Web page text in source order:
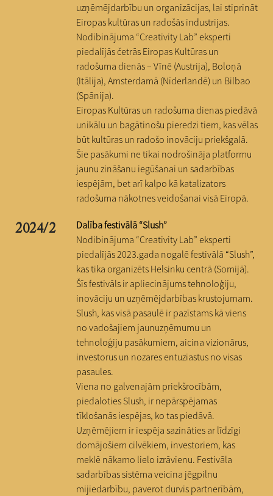
uzņēmējdarbību un organizācijas, lai stiprināt
Eiropas kultūras un radošās industrijas.
Nodibinājuma “Creativity Lab” eksperti
piedalījās četrās Eiropas Kultūras un
radošuma dienās – Vīnē (Austrija), Boloņā
(Itālija), Amsterdamā (Nīderlandē) un Bilbao
(Spānija).
Eiropas Kultūras un radošuma dienas piedāvā
unikālu un bagātinošu pieredzi tiem, kas vēlas
būt kultūras un radošo inovāciju priekšgalā.
Šie pasākumi ne tikai nodrošināja platformu
jaunu zināšanu iegūšanai un sadarbības
iespējām, bet arī kalpo kā katalizators
radošuma nākotnes veidošanai visā Eiropā.
2024/2
Dalība festivālā “Slush”
Nodibinājuma “Creativity Lab” eksperti
piedalījās 2023.gada nogalē festivālā “Slush”,
kas tika organizēts Helsinku centrā (Somijā).
Šīs festivāls ir apliecinājums tehnoloģiju,
inovāciju un uzņēmējdarbības krustojumam.
Slush, kas visā pasaulē ir pazīstams kā viens
no vadošajiem jaunuzņēmumu un
tehnoloģiju pasākumiem, aicina vizionārus,
investorus un nozares entuziastus no visas
pasaules.
Viena no galvenajām priekšrocībām,
piedaloties Slush, ir nepārspējamas
tīklošanās iespējas, ko tas piedāvā.
Uzņēmējiem ir iespēja sazināties ar līdzīgi
domājošiem cilvēkiem, investoriem, kas
meklē nākamo lielo izrāvienu. Festivāla
sadarbības sistēma veicina jēgpilnu
mijiedarbību, paverot durvis partnerībām,